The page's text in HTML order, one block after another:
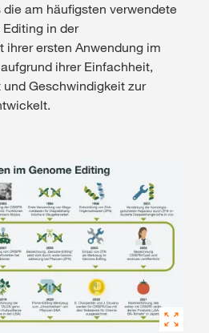
am häufigsten verwendete
in der
ihrer ersten Anwendung im
ihrer Einfachheit,
Geschwindigkeit zur